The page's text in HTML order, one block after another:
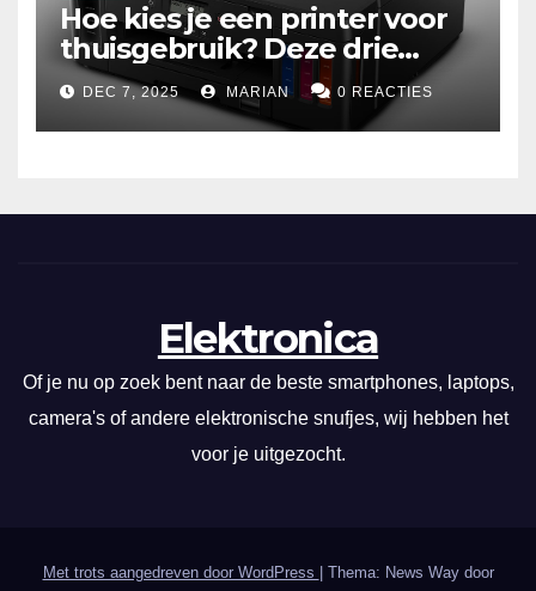
Hoe kies je een printer voor
thuisgebruik? Deze drie
draadloze modellen zijn écht
zuinig en indrukwekkend
DEC 7, 2025 MARIAN 0 REACTIES
Elektronica
Of je nu op zoek bent naar de beste smartphones, laptops,
camera's of andere elektronische snufjes, wij hebben het
voor je uitgezocht.
Met trots aangedreven door WordPress Thema: News Way door